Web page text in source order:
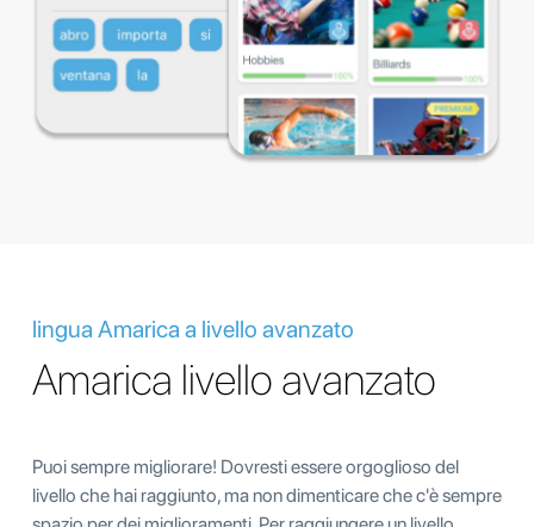
lingua Amarica a livello avanzato
Amarica livello avanzato
Puoi sempre migliorare! Dovresti essere orgoglioso del
livello che hai raggiunto, ma non dimenticare che c'è sempre